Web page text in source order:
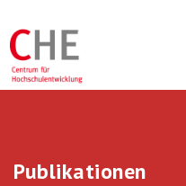
Publikationen